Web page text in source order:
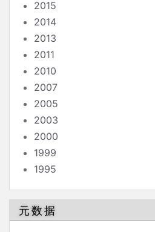
2015
2014
2013
2011
2010
2007
2005
2003
2000
1999
1995
元数据